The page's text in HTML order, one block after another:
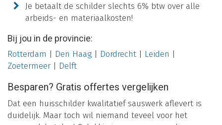
Je betaalt de schilder slechts 6% btw over alle
arbeids- en materiaalkosten!
Bij jou in de provincie:
Rotterdam Den Haag Dordrecht Leiden
Zoetermeer| Delft
Besparen? Gratis offertes vergelijken
Dat een huisschilder kwalitatief sauswerk aflevert is
duidelijk. Maar toch wil niemand teveel voor het